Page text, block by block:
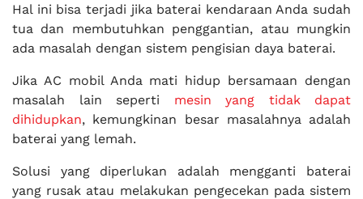
Hal ini bisa terjadi jika baterai kendaraan Anda sudah
tua dan membutuhkan penggantian, atau mungkin
ada masalah dengan sistem pengisian daya baterai.
Jika AC mobil Anda mati hidup bersamaan dengan
masalah lain seperti mesin yang tidak dapat
dihidupkan, kemungkinan besar masalahnya adalah
baterai yang lemah.
Solusi yang diperlukan adalah mengganti baterai
yang rusak atau melakukan pengecekan pada sistem